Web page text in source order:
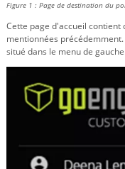
Figure 1 : Page de destination du
Cette page d'accueil contient
mentionnées
situé dans le menu de